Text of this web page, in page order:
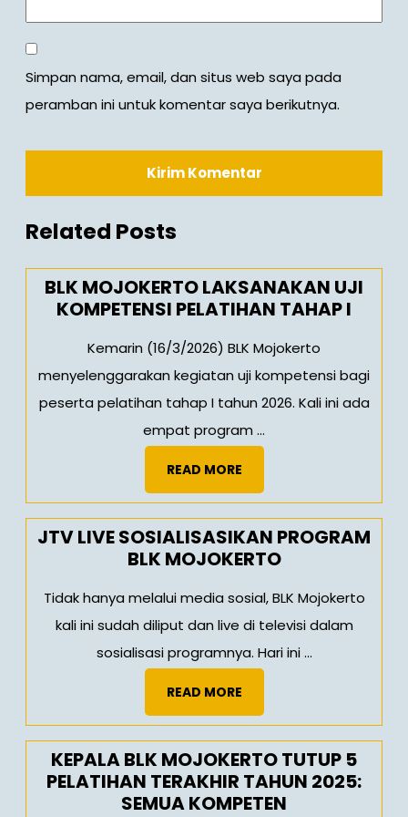
Simpan nama, email, dan situs web saya pada
peramban ini untuk komentar saya berikutnya.
Related Posts
BLK MOJOKERTO LAKSANAKAN UJI
KOMPETENSI PELATIHAN TAHAP I
Kemarin (16/3/2026) BLK Mojokerto
menyelenggarakan kegiatan uji kompetensi bagi
peserta pelatihan tahap I tahun 2026. Kali ini ada
empat program ...
READ MOREREAD
MORE
JTV LIVE SOSIALISASIKAN PROGRAM
BLK MOJOKERTO
Tidak hanya melalui media sosial, BLK Mojokerto
kali ini sudah diliput dan live di televisi dalam
sosialisasi programnya. Hari ini ...
READ MOREREAD
MORE
KEPALA BLK MOJOKERTO TUTUP 5
PELATIHAN TERAKHIR TAHUN 2025:
SEMUA KOMPETEN